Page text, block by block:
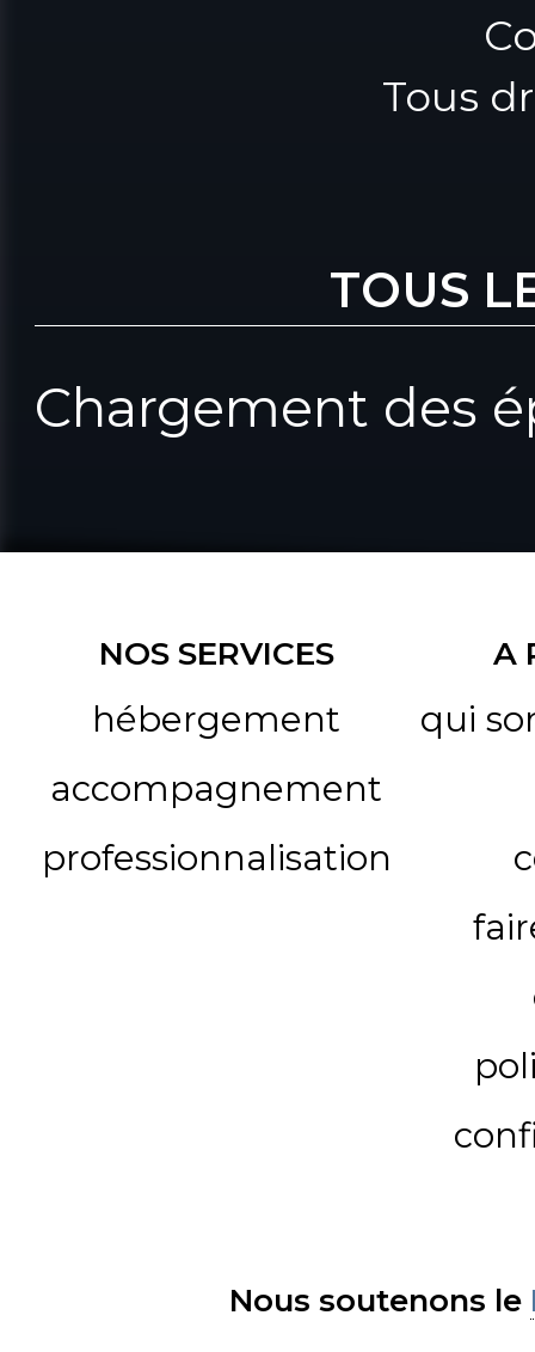
Tous
TOUS
Chargement des
NOS SERVICES
hébergement
accompagnement
professionnalisation
A
qui